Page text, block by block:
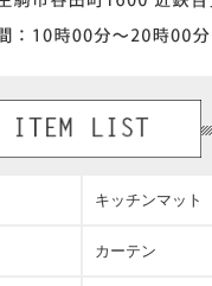
キッチンマット
カーテン